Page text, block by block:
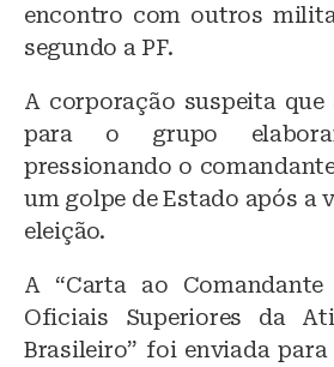
encontro com outros
segundo a PF.
A corporação suspeita que
para o grupo
pressionando o
um golpe de Estado após a
eleição.
A “Carta ao
Oficiais Superiores da
Brasileiro” foi enviada